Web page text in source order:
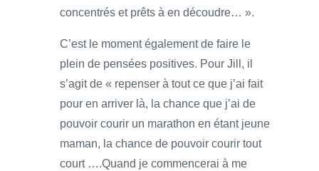
concentrés et prêts à en découdre… ».
C’est le moment également de faire le
plein de pensées positives. Pour Jill, il
s’agit de « repenser à tout ce que j’ai fait
pour en arriver là, la chance que j’ai de
pouvoir courir un marathon en étant jeune
maman, la chance de pouvoir courir tout
court ….Quand je commencerai à me